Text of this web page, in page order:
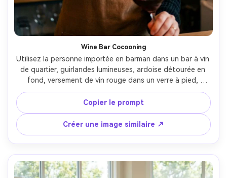
Wine Bar Cocooning
Utilisez la personne importée en barman dans un bar à vin
de quartier, guirlandes lumineuses, ardoise détourée en
fond, versement de vin rouge dans un verre à pied,
sourire naturel, haut maille doux et tablier, Canon R5
50mm f/1.4, cadrage spontané, colorimétrie chaleureuse -
-ar 4:5
Copier le prompt
Créer une image similaire ↗